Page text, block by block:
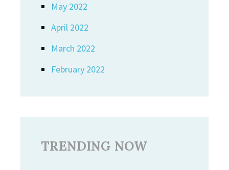
May 2022
April 2022
March 2022
February 2022
TRENDING NOW